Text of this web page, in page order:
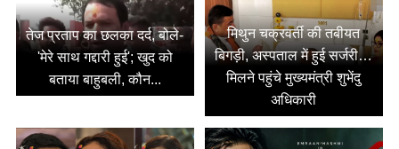
तेज प्रताप का छलका दर्द, बोले-
'मेरे साथ गद्दारी हुई'; खुद को
बताया बाहुबली, कौन...
मिथुन चक्रवर्ती की तबीयत
बिगड़ी, अस्पताल में हुई सर्जरी…
मिलने पहुंचे मुख्यमंत्री शुभेंदु
अधिकारी